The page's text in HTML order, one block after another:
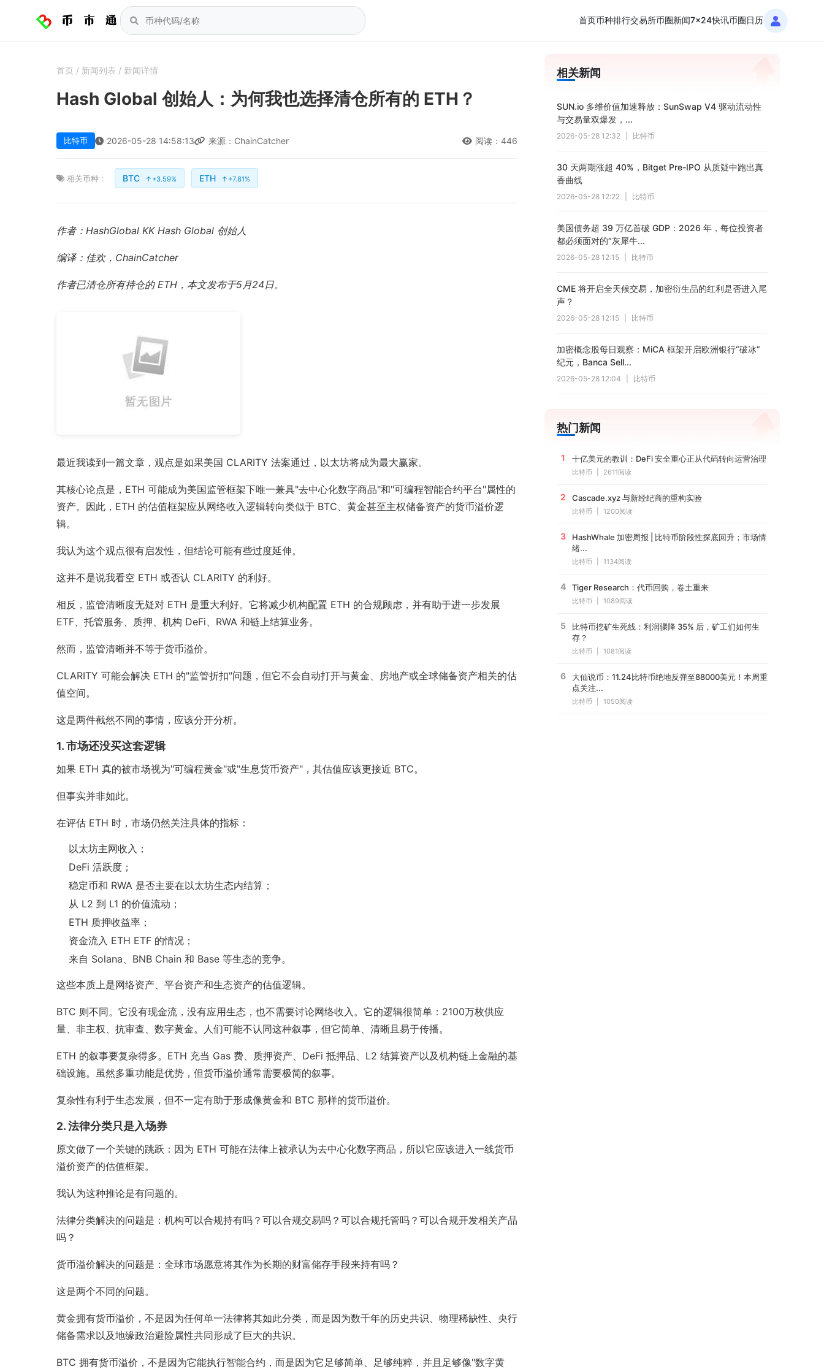
首页币种排行交易所币圈新闻7x24快讯币圈日历
首页 / 新闻列表 / 新闻详情
Hash Global 创始人：为何我也选择清仓所有的 ETH？
比特币 2026-05-28 14:58:13 来源：ChainCatcher 阅读：446
相关币种： BTC ↑+3.59% ETH ↑+7.81%
作者：HashGlobal KK Hash Global 创始人
编译：佳欢，ChainCatcher
作者已清仓所有持仓的 ETH，本文发布于5月24日。
最近我读到一篇文章，观点是如果美国 CLARITY 法案通过，以太坊将成为最大赢家。
其核心论点是，ETH 可能成为美国监管框架下唯一兼具"去中心化数字商品"和"可编程智能合约平台"属性的
资产。因此，ETH 的估值框架应从网络收入逻辑转向类似于 BTC、黄金甚至主权储备资产的货币溢价逻
辑。
我认为这个观点很有启发性，但结论可能有些过度延伸。
这并不是说我看空 ETH 或否认 CLARITY 的利好。
相反，监管清晰度无疑对 ETH 是重大利好。它将减少机构配置 ETH 的合规顾虑，并有助于进一步发展
ETF、托管服务、质押、机构 DeFi、RWA 和链上结算业务。
然而，监管清晰并不等于货币溢价。
CLARITY 可能会解决 ETH 的"监管折扣"问题，但它不会自动打开与黄金、房地产或全球储备资产相关的估
值空间。
这是两件截然不同的事情，应该分开分析。
1. 市场还没买这套逻辑
如果 ETH 真的被市场视为"可编程黄金"或"生息货币资产"，其估值应该更接近 BTC。
但事实并非如此。
在评估 ETH 时，市场仍然关注具体的指标：
以太坊主网收入；
DeFi 活跃度；
稳定币和 RWA 是否主要在以太坊生态内结算；
从 L2 到 L1 的价值流动；
ETH 质押收益率；
资金流入 ETH ETF 的情况；
来自 Solana、BNB Chain 和 Base 等生态的竞争。
这些本质上是网络资产、平台资产和生态资产的估值逻辑。
BTC 则不同。它没有现金流，没有应用生态，也不需要讨论网络收入。它的逻辑很简单：2100万枚供应
量、非主权、抗审查、数字黄金。人们可能不认同这种叙事，但它简单、清晰且易于传播。
ETH 的叙事要复杂得多。ETH 充当 Gas 费、质押资产、DeFi 抵押品、L2 结算资产以及机构链上金融的基
础设施。虽然多重功能是优势，但货币溢价通常需要极简的叙事。
复杂性有利于生态发展，但不一定有助于形成像黄金和 BTC 那样的货币溢价。
2. 法律分类只是入场券
原文做了一个关键的跳跃：因为 ETH 可能在法律上被承认为去中心化数字商品，所以它应该进入一线货币
溢价资产的估值框架。
我认为这种推论是有问题的。
法律分类解决的问题是：机构可以合规持有吗？可以合规交易吗？可以合规托管吗？可以合规开发相关产品
吗？
货币溢价解决的问题是：全球市场愿意将其作为长期的财富储存手段来持有吗？
这是两个不同的问题。
黄金拥有货币溢价，不是因为任何单一法律将其如此分类，而是因为数千年的历史共识、物理稀缺性、央行
储备需求以及地缘政治避险属性共同形成了巨大的共识。
BTC 拥有货币溢价，不是因为它能执行智能合约，而是因为它足够简单、足够纯粹，并且足够像"数字黄
相关新闻
SUN.io 多维价值加速释放：SunSwap V4 驱动流动性
与交易量双爆发，...
2026-05-28 12:32 比特币
30 天两期涨超 40%，Bitget Pre-IPO 从质疑中跑出真
香曲线
2026-05-28 12:22 比特币
美国债务超 39 万亿首破 GDP：2026 年，每位投资者
都必须面对的“灰犀牛...
2026-05-28 12:15 比特币
CME 将开启全天候交易，加密衍生品的红利是否进入尾
声？
2026-05-28 12:15 比特币
加密概念股每日观察：MiCA 框架开启欧洲银行“破冰”
纪元，Banca Sell...
2026-05-28 12:04 比特币
热门新闻
1 十亿美元的教训：DeFi 安全重心正从代码转向运营治理
比特币 2611阅读
2 Cascade.xyz 与新经纪商的重构实验
比特币 1200阅读
3
HashWhale 加密周报 | 比特币阶段性探底回升；市场情
绪...
比特币 1134阅读
4 Tiger Research：代币回购，卷土重来
比特币 1089阅读
5
比特币挖矿生死线：利润骤降 35% 后，矿工们如何生
存？
比特币 1081阅读
6
大仙说币：11.24比特币绝地反弹至88000美元！本周重
点关注...
比特币 1050阅读